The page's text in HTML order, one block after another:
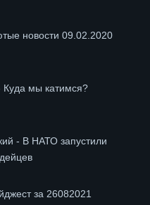
новости 09.02.2020
Куда мы катимся?
- В НАТО запустили
за 26082021